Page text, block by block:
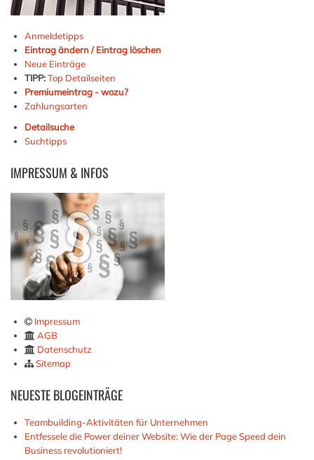
Anmeldetipps
Eintrag ändern / Eintrag löschen
Neue Einträge
TIPP:Top Detailseiten
Premiumeintrag - wozu?
Zahlungsarten
Detailsuche
Suchtipps
IMPRESSUM & INFOS
Impressum
AGB
Datenschutz
Sitemap
NEUESTEBLOGEINTRÄGE
Teambuilding-Aktivitäten für Unternehmen
Entfessele die Power deiner Website: Wie der Page Speed dein
Business revolutioniert!